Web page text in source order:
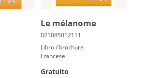
Le mé­la­nome
Libro / brochure
Francese
Gratuito